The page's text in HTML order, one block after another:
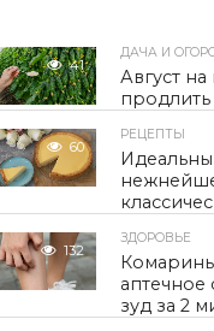
41
ДАЧА И
Август
60
РЕЦЕПТЫ
132
ЗДОРОВЬЕ
аптечное
зуд за 2